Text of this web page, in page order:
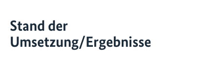
Stand der
Umsetzung/Ergebnisse